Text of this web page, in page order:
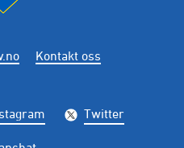
Kontakt oss
Twitter